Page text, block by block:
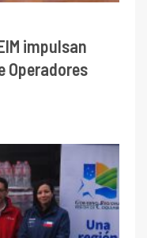
impulsan
Operadores